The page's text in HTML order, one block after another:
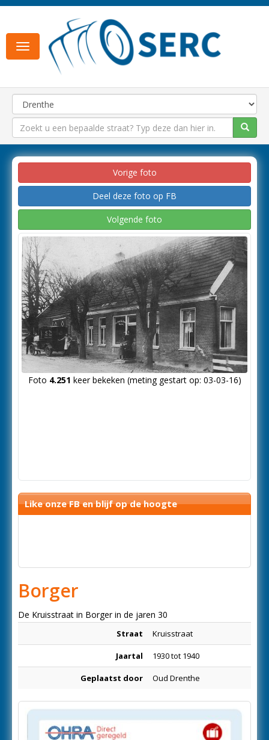
Toggle
navigation
Vorige foto
Deel deze foto op FB
Volgende foto
Foto 4.251 keer bekeken (meting gestart op: 03-03-16)
Like onze FB en blijf op de hoogte
Borger
De Kruisstraat in Borger in de jaren 30
Straat Kruisstraat
Jaartal 1930 tot 1940
Geplaatst door Oud Drenthe